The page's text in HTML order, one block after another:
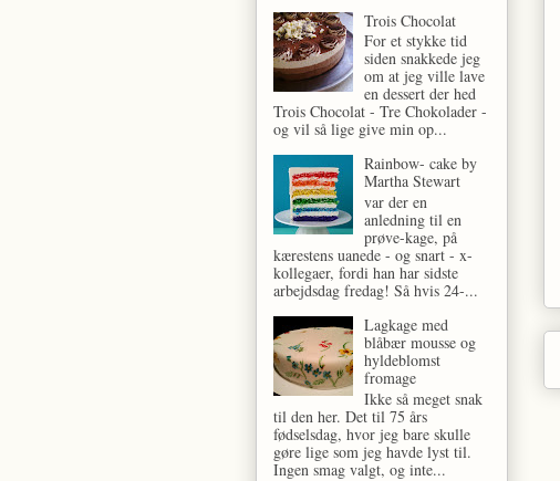
Trois Chocolat
For et stykke tid
siden snakkede jeg
om at jeg ville lave
en dessert der hed
Trois Chocolat - Tre Chokolader -
og vil så lige give min op...
Rainbow- cake by
Martha Stewart
var der en
anledning til en
prøve-kage, på
kærestens uanede - og snart - x-
kollegaer, fordi han har sidste
arbejdsdag fredag! Så hvis 24-...
Lagkage med
blåbær mousse og
hyldeblomst
fromage
Ikke så meget snak
til den her. Det til 75 års
fødselsdag, hvor jeg bare skulle
gøre lige som jeg havde lyst til.
Ingen smag valgt, og inte...